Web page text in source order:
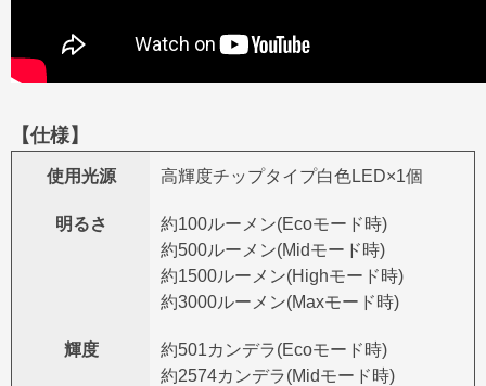
【仕様】
使用光源 高輝度チップタイプ白色LED×1個
明るさ
約100ルーメン(Ecoモード時)
約500ルーメン(Midモード時)
約1500ルーメン(Highモード時)
約3000ルーメン(Maxモード時)
輝度
約501カンデラ(Ecoモード時)
約2574カンデラ(Midモード時)